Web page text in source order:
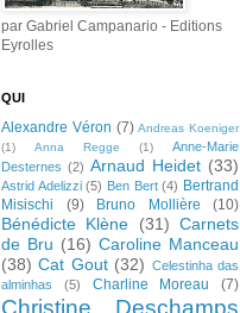
par Gabriel Campanario - Editions
Eyrolles
QUI
Alexandre Véron (7) Andreas Koeniger
(1)
Anna Regge (1)
Anne-Marie
Desternes (2) Arnaud Heidet (33)
Astrid Adelizzi (5) Ben Bert (4) Bertrand
Misischi
(9) Bruno Mollière (10)
Bénédicte Klène (31) Carnets
de Bru (16) Caroline Manceau
(38) Cat Gout (32) Celestinha das
alminhas
(5) Charline Moreau (7)
Christine Deschamps